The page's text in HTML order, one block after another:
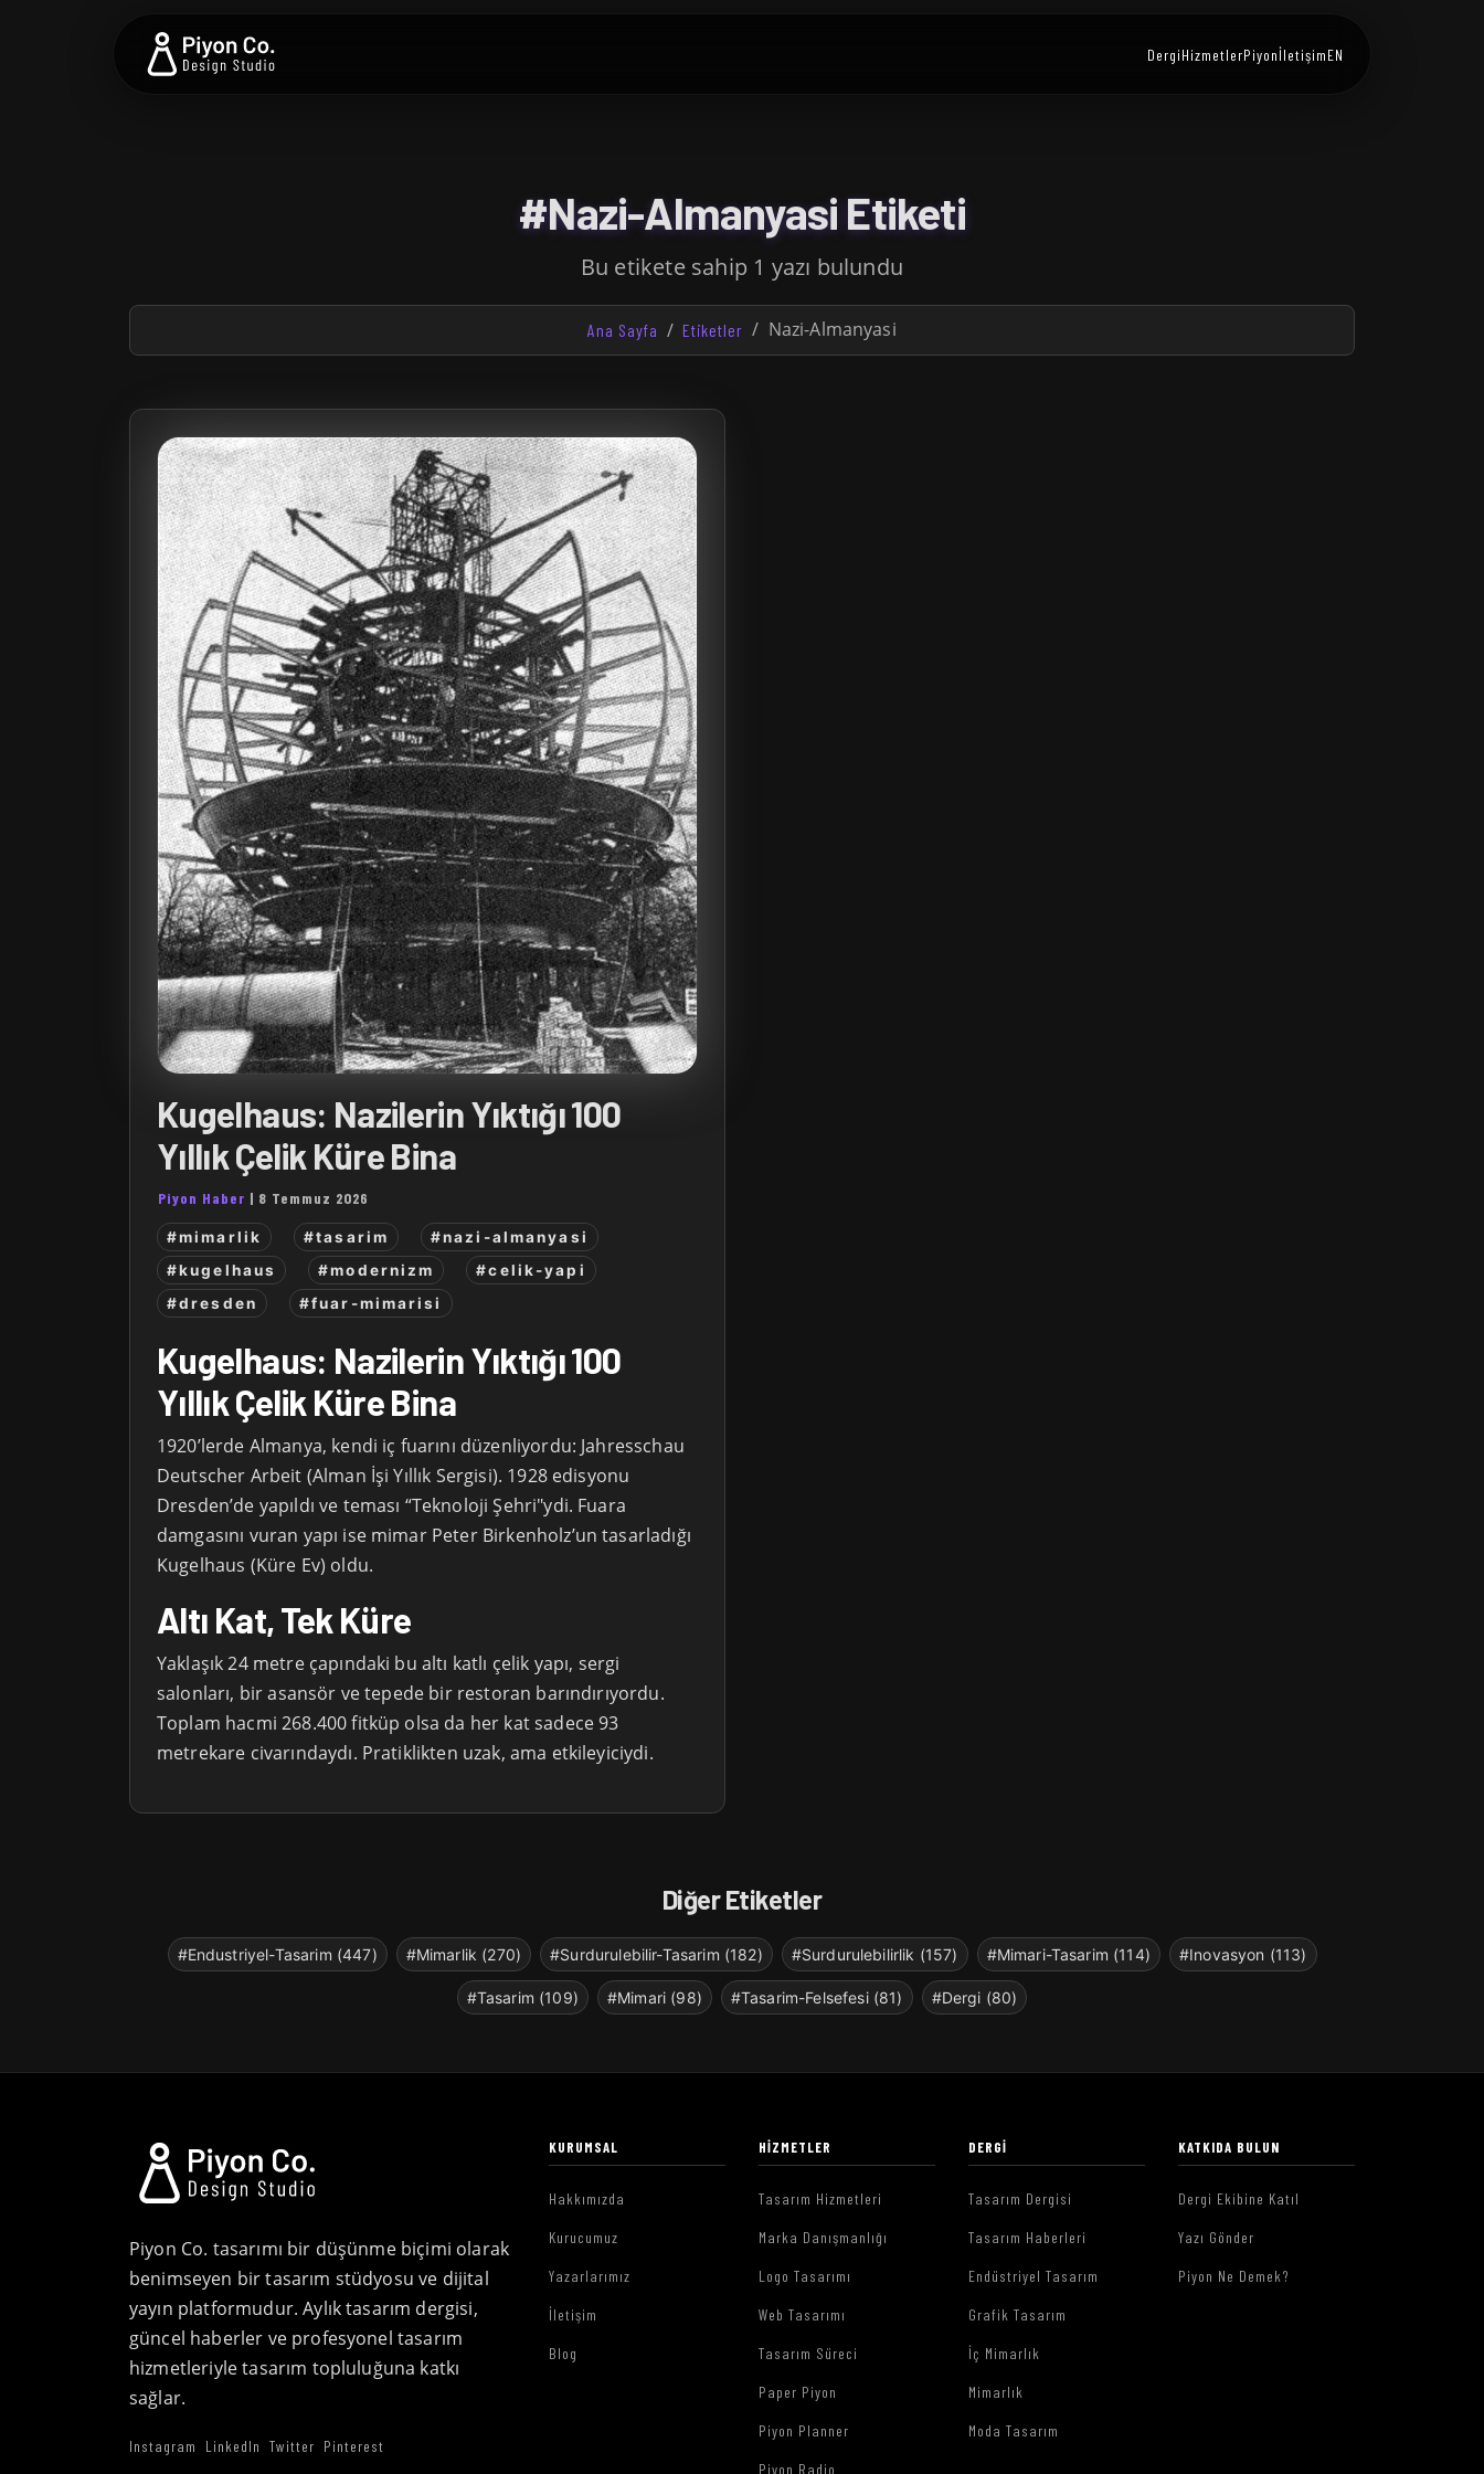
DergiHizmetlerPiyonİletişimEN
#Nazi-Almanyasi Etiketi
Bu etikete sahip 1 yazı bulundu
Ana Sayfa Etiketler Nazi-Almanyasi
Kugelhaus: Nazilerin Yıktığı 100
Yıllık Çelik Küre Bina
Piyon Haber | 8 Temmuz 2026
#mimarlik #tasarim
#nazi-almanyasi
#kugelhaus
#modernizm
#celik-yapi
#dresden
#fuar-mimarisi
Kugelhaus: Nazilerin Yıktığı 100
Yıllık Çelik Küre Bina
1920’lerde Almanya, kendi iç fuarını düzenliyordu: Jahresschau
Deutscher Arbeit (Alman İşi Yıllık Sergisi). 1928 edisyonu
Dresden’de yapıldı ve teması “Teknoloji Şehri"ydi. Fuara
damgasını vuran yapı ise mimar Peter Birkenholz’un tasarladığı
Kugelhaus (Küre Ev) oldu.
Altı Kat, Tek Küre
Yaklaşık 24 metre çapındaki bu altı katlı çelik yapı, sergi
salonları, bir asansör ve tepede bir restoran barındırıyordu.
Toplam hacmi 268.400 fitküp olsa da her kat sadece 93
metrekare civarındaydı. Pratiklikten uzak, ama etkileyiciydi.
Diğer Etiketler
#Endustriyel-Tasarim (447) #Mimarlik (270) #Surdurulebilir-Tasarim (182) #Surdurulebilirlik (157) #Mimari-Tasarim (114) #Inovasyon (113)
#Tasarim (109) #Mimari (98) #Tasarim-Felsefesi (81) #Dergi (80)
Piyon Co. tasarımı bir düşünme biçimi olarak
benimseyen bir tasarım stüdyosu ve dijital
yayın platformudur. Aylık tasarım dergisi,
güncel haberler ve profesyonel tasarım
hizmetleriyle tasarım topluluğuna katkı
sağlar.
Instagram LinkedIn Twitter Pinterest
KURUMSAL
Hakkımızda
Kurucumuz
Yazarlarımız
İletişim
Blog
HIZMETLER
Tasarım Hizmetleri
Marka Danışmanlığı
Logo Tasarımı
Web Tasarımı
Tasarım Süreci
Paper Piyon
Piyon Planner
Piyon Radio
DERGI
Tasarım Dergisi
Tasarım Haberleri
Endüstriyel Tasarım
Grafik Tasarım
İç Mimarlık
Mimarlık
Moda Tasarım
KATKIDA BULUN
Dergi Ekibine Katıl
Yazı Gönder
Piyon Ne Demek?